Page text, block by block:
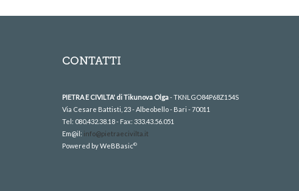
CONTATTI
PIETRA E CIVILTA' di Tikunova Olga- TKNLGO84P68Z154S
Via Cesare Battisti, 23 - Albeobello - Bari - 70011
Tel: 080.432.38.18 - Fax: 333.43.56.051
Em@il: info@pietraecivilta.it
Powered by WeBBasic©